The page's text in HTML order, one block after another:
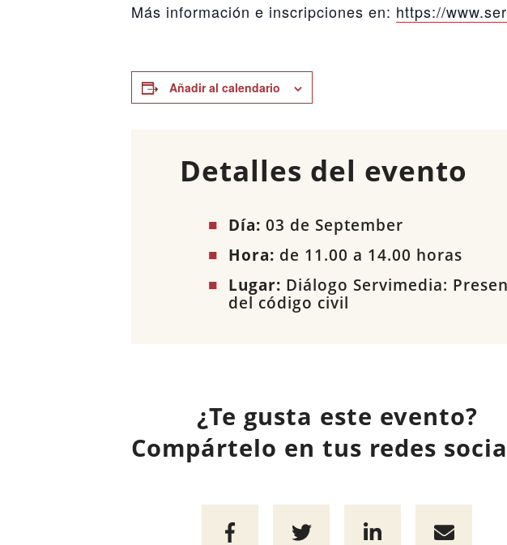
Más información e inscripciones en: https://
Añadir al calendario
Detalles del evento
Día: 03 de September
Hora: de 11.00 a 14.00 horas
Lugar: Diálogo Servimedia:
del código civil
¿Te gusta este evento?
Compártelo en tus redes